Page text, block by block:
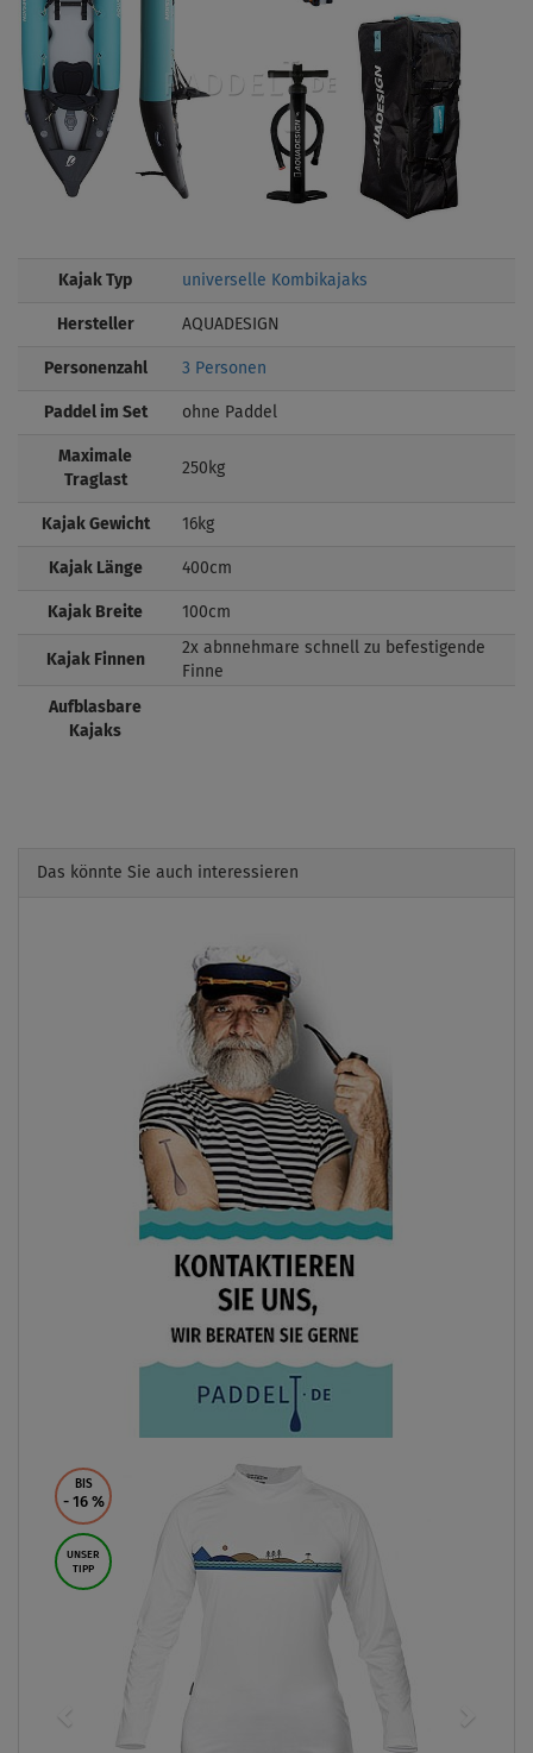
Kajak Typ universelle Kombikajaks
Hersteller AQUADESIGN
Personenzahl 3 Personen
Paddel im Set ohne Paddel
Maximale
Traglast
250kg
Kajak Gewicht 16kg
Kajak Länge 400cm
Kajak Breite 100cm
Kajak Finnen
2x abnnehmare schnell zu befestigende
Finne
Aufblasbare
Kajaks
Das könnte Sie auch interessieren
BIS
- 16 %
UNSER
TIPP